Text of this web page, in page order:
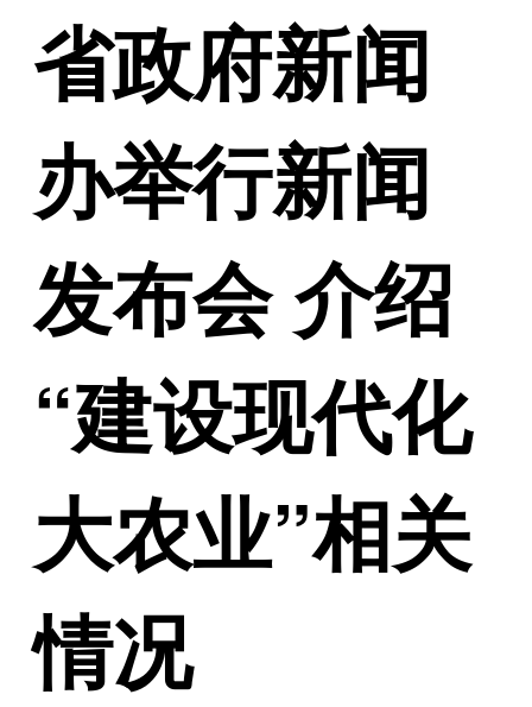
省政府新闻
办举行新闻
发布会 介绍
“建设现代化
大农业”相关
情况